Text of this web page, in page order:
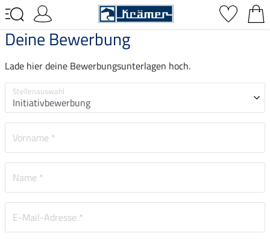
Deine Bewerbung
Lade hier deine Bewerbungsunterlagen hoch.